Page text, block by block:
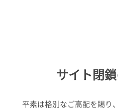
サイト閉
平素は格別なご高配を賜り